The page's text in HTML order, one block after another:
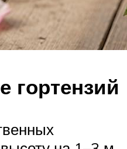
гортензий